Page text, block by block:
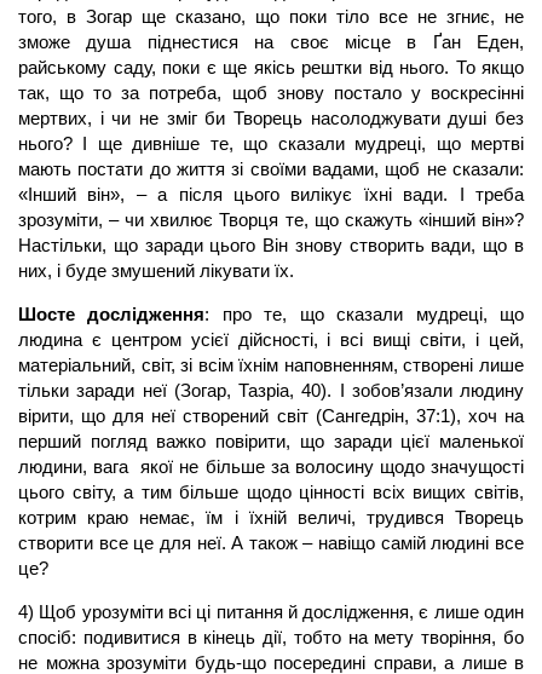
того, в Зогар ще сказано, що поки тіло все не згниє, не
зможе душа піднестися на своє місце в Ґан Еден,
райському саду, поки є ще якісь рештки від нього. То якщо
так, що то за потреба, щоб знову постало у воскресінні
мертвих, і чи не зміг би Творець насолоджувати душі без
нього? І ще дивніше те, що сказали мудреці, що мертві
мають постати до життя зі своїми вадами, щоб не сказали:
«Інший він», – а після цього вилікує їхні вади. І треба
зрозуміти, – чи хвилює Творця те, що скажуть «інший він»?
Настільки, що заради цього Він знову створить вади, що в
них, і буде змушений лікувати їх.
Шосте дослідження: про те, що сказали мудреці, що
людина є центром усієї дійсності, і всі вищі світи, і цей,
матеріальний, світ, зі всім їхнім наповненням, створені лише
тільки заради неї (Зогар, Тазріа, 40). І зобов’язали людину
вірити, що для неї створений світ (Сангедрін, 37:1), хоч на
перший погляд важко повірити, що заради цієї маленької
людини, вага якої не більше за волосину щодо значущості
цього світу, а тим більше щодо цінності всіх вищих світів,
котрим краю немає, їм і їхній величі, трудився Творець
створити все це для неї. А також – навіщо самій людині все
це?
4) Щоб урозуміти всі ці питання й дослідження, є лише один
спосіб: подивитися в кінець дії, тобто на мету творіння, бо
не можна зрозуміти будь-що посередині справи, а лише в